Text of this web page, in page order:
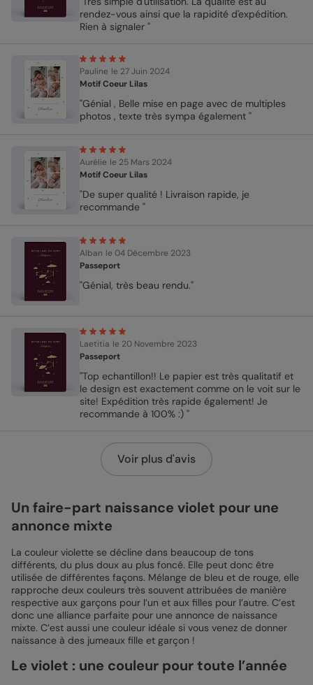
rendez-vous ainsi que la rapidité d'expédition.
Rien à signaler "
Pauline le 27 Juin 2024
Motif Coeur Lilas
"Génial , Belle mise en page avec de multiples
photos , texte très sympa également "
Aurélie le 25 Mars 2024
Motif Coeur Lilas
"De super qualité ! Livraison rapide, je
recommande "
Alban le 04 Décembre 2023
Passeport
"Génial, très beau rendu."
Laetitia le 20 Novembre 2023
Passeport
"Top echantillon!! Le papier est très qualitatif et
le design est exactement comme on le voit sur le
site! Expédition très rapide également! Je
recommande à 100% :) "
Voir plus d'avis
Un faire-part naissance violet pour une
annonce mixte
La couleur violette se décline dans beaucoup de tons
différents, du plus doux au plus foncé. Elle peut donc être
utilisée de différentes façons. Mélange de bleu et de rouge, elle
rapproche deux couleurs très souvent attribuées de manière
respective aux garçons pour l’un et aux filles pour l’autre. C’est
donc une alliance parfaite pour une annonce de naissance
mixte. C’est aussi une couleur idéale si vous venez de donner
naissance à des jumeaux fille et garçon !
Le violet : une couleur pour toute l’année